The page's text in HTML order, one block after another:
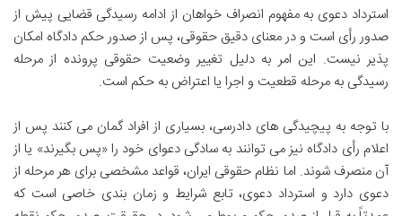
استرداد دعوی به مفهوم انصراف خواهان از ادامه رسیدگی قضایی پیش از
صدور رأی است و در معنای دقیق حقوقی، پس از صدور حکم دادگاه امکان
پذیر نیست. این امر به دلیل تغییر وضعیت حقوقی پرونده از مرحله
رسیدگی به مرحله قطعیت و اجرا یا اعتراض به حکم است.
با توجه به پیچیدگی های دادرسی، بسیاری از افراد گمان می کنند پس از
اعلام رأی دادگاه نیز می توانند به سادگی دعوای خود را «پس بگیرند» یا از
آن منصرف شوند. اما نظام حقوقی ایران، قواعد مشخصی برای هر مرحله از
دعوی دارد و استرداد دعوی، تابع شرایط و زمان بندی خاصی است که